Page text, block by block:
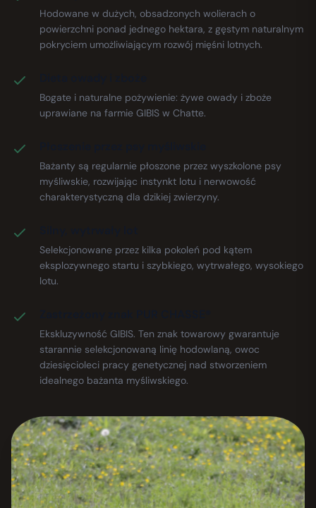
Hodowane w dużych, obsadzonych wolierach o
powierzchni ponad jednego hektara, z gęstym naturalnym
pokryciem umożliwiającym rozwój mięśni lotnych.
Bogate i naturalne pożywienie: żywe owady i zboże
uprawiane na farmie GIBIS w Chatte.
Bażanty są regularnie płoszone przez wyszkolone psy
myśliwskie, rozwijając instynkt lotu i nerwowość
charakterystyczną dla dzikiej zwierzyny.
Selekcjonowane przez kilka pokoleń pod kątem
eksplozywnego startu i szybkiego, wytrwałego, wysokiego
lotu.
Ekskluzywność GIBIS. Ten znak towarowy gwarantuje
starannie selekcjonowaną linię hodowlaną, owoc
dziesięcioleci pracy genetycznej nad stworzeniem
idealnego bażanta myśliwskiego.